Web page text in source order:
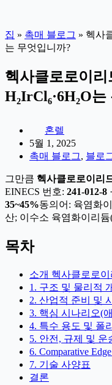
집 » 촉매 블로그 » 헥사
는 무엇입니까?
헥사클로로이
H₂IrCl₆·6H₂O
혼렐
5월 1, 2025
촉매 블로그, 블로
그만큼 헥사클로로이리
EINECS 번호: 241-012-8
35~45%동의어: 육염화
산; 이수소 육염화이리
목차
소개 헥사클로로
1. 구조 및 물리적
2. 산업적 준비 및
3. 핵심 시나리오(
4. 특수 용도 및 폴
5. 안전, 규제 및 운
6. Comparative
7. 기술 사양표
결론